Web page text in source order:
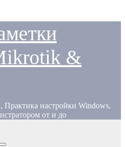
&
Практика настройки Windows,
от и до